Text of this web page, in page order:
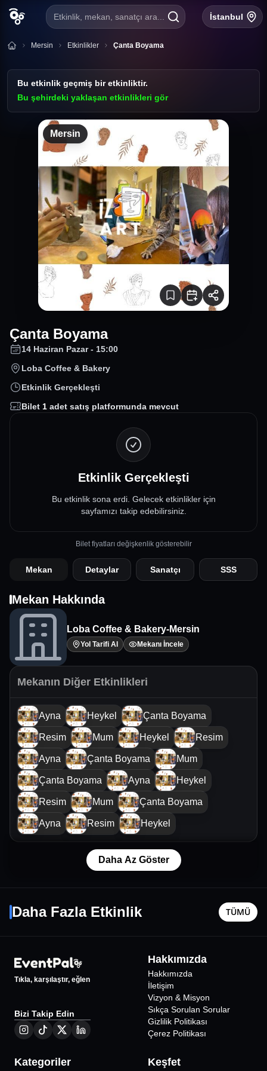
Etkinlik, mekan, sanatçı ara... İstanbul
Mersin Etkinlikler Çanta Boyama
Bu etkinlik geçmiş bir etkinliktir.
Bu şehirdeki yaklaşan etkinlikleri gör
Mersin
Çanta Boyama
14 Haziran Pazar - 15:00
Loba Coffee & Bakery
Etkinlik Gerçekleşti
Bilet 1 adet satış platformunda mevcut
Etkinlik Gerçekleşti
Bu etkinlik sona erdi. Gelecek etkinlikler için
sayfamızı takip edebilirsiniz.
Bilet fiyatları değişkenlik gösterebilir
Mekan Detaylar Sanatçı SSS
Mekan Hakkında
Loba Coffee & Bakery-Mersin
Yol Tarifi Al Mekanı İncele
Mekanın Diğer Etkinlikleri
Ayna Heykel Çanta Boyama
Resim Mum Heykel Resim
Ayna Çanta Boyama Mum
Çanta Boyama Ayna Heykel
Resim Mum Çanta Boyama
Ayna Resim Heykel
Daha Az Göster
Daha Fazla Etkinlik TÜMÜ
%47 İNDİRİMLİ
Mersin• Jolly Joker Mersin
22 Ekim
Mersin
•
Merkezi
Tıkla, karşılaştır, eğlen
Bizi Takip Edin
Hakkımızda
Hakkımızda
İletişim
Vizyon & Misyon
Sıkça Sorulan Sorular
Gizlilik Politikası
Çerez Politikası
Kategoriler Keşfet